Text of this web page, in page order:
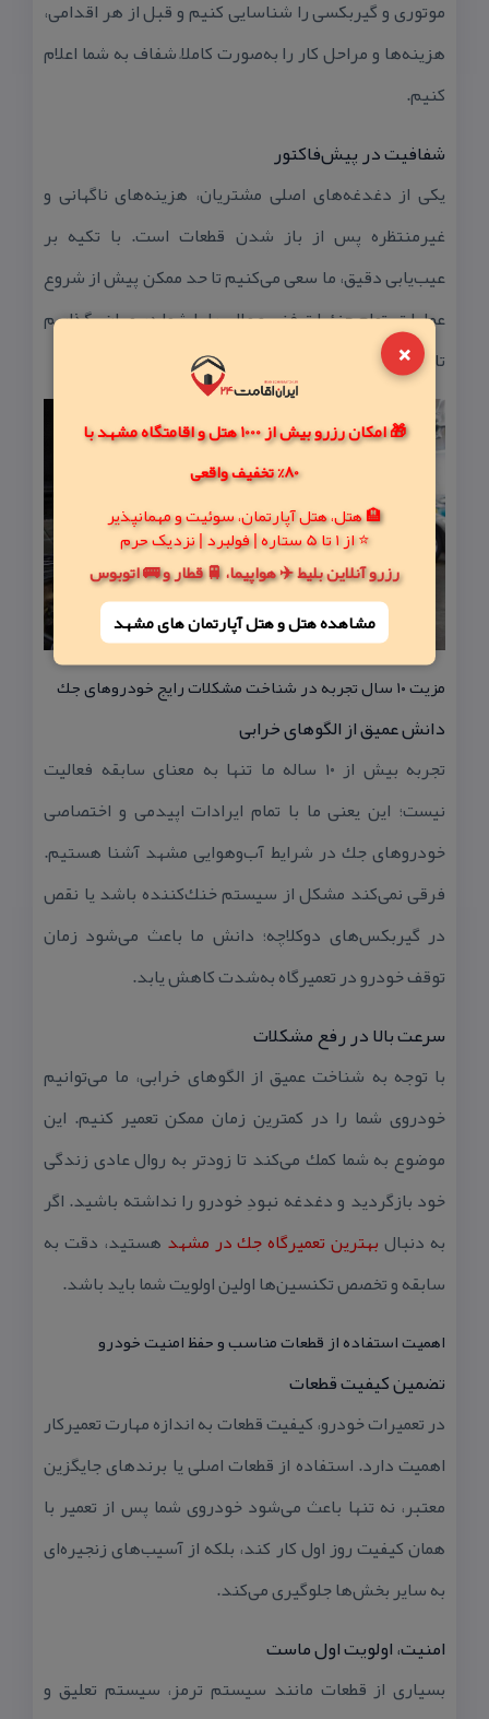
×
🎁 امکان رزرو بیش از 1000 هتل و اقامتگاه مشهد با
80% تخفیف واقعی
🏨 هتل، هتل آپارتمان، سوئیت و مهمانپذیر
⭐ از 1 تا 5 ستاره | فولبرد | نزدیک حرم
رزرو آنلاین بلیط ✈️ هواپیما، 🚆 قطار و 🚌 اتوبوس
مشاهده هتل و هتل‌ آپارتمان های مشهد
موتوری و گیربكسی را شناسایی كنیم و قبل از هر اقدامی،
هزینه‌ها و مراحل كار را به‌صورت كاملاً شفاف به شما اعلام
كنیم.
شفافیت در پیش‌فاكتور
یكی از دغدغه‌های اصلی مشتریان، هزینه‌های ناگهانی و
غیرمنتظره پس از باز شدن قطعات است. با تكیه بر
عیب‌یابی دقیق، ما سعی می‌كنیم تا حد ممكن پیش از شروع
عملیات، تمام جزئیات فنی و مالی را با شما در میان بگذاریم
تا از بروز هرگونه سوءتفاهم جلوگیری شود.
مزیت ۱۰ سال تجربه در شناخت مشكلات رایج خودروهای جك
دانش عمیق از الگوهای خرابی
تجربه بیش از ۱۰ ساله ما تنها به معنای سابقه فعالیت
نیست؛ این یعنی ما با تمام ایرادات اپیدمی و اختصاصی
خودروهای جك در شرایط آب‌وهوایی مشهد آشنا هستیم.
فرقی نمی‌كند مشكل از سیستم خنك‌كننده باشد یا نقص
در گیربكس‌های دوكلاچه؛ دانش ما باعث می‌شود زمان
توقف خودرو در تعمیرگاه به‌شدت كاهش یابد.
سرعت بالا در رفع مشكلات
با توجه به شناخت عمیق از الگوهای خرابی، ما می‌توانیم
خودروی شما را در كمترین زمان ممكن تعمیر كنیم. این
موضوع به شما كمك می‌كند تا زودتر به روال عادی زندگی
خود بازگردید و دغدغه نبودِ خودرو را نداشته باشید. اگر
به دنبالبهترین تعمیرگاه جك در مشهد هستید، دقت به
سابقه و تخصص تكنسین‌ها اولین اولویت شما باید باشد.
اهمیت استفاده از قطعات مناسب و حفظ امنیت خودرو
تضمین كیفیت قطعات
در تعمیرات خودرو، كیفیت قطعات به اندازه مهارت تعمیركار
اهمیت دارد. استفاده از قطعات اصلی یا برندهای جایگزین
معتبر، نه تنها باعث می‌شود خودروی شما پس از تعمیر با
همان كیفیت روز اول كار كند، بلكه از آسیب‌های زنجیره‌ای
به سایر بخش‌ها جلوگیری می‌كند.
امنیت، اولویت اول ماست
بسیاری از قطعات مانند سیستم ترمز، سیستم تعلیق و